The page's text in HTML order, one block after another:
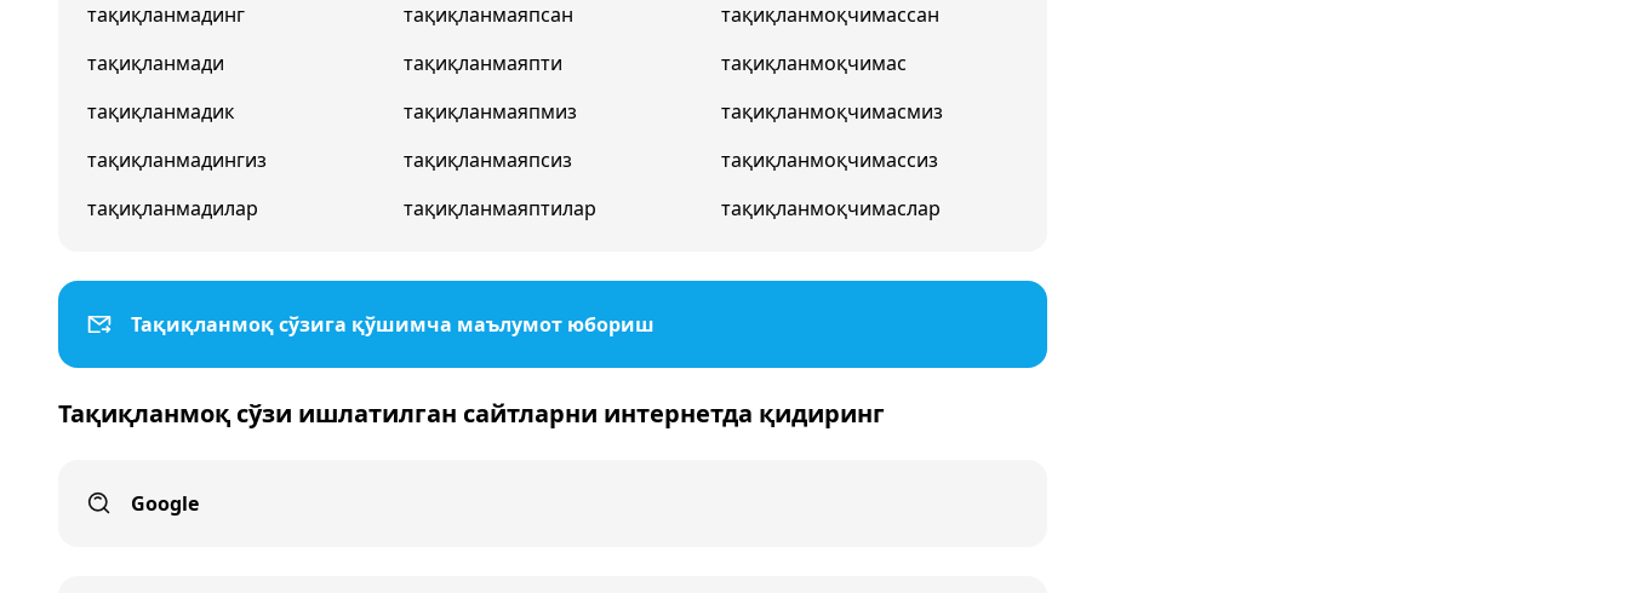
тақиқланмадинг
тақиқланмади
тақиқланмадик
тақиқланмадингиз
тақиқланмадилар
тақиқланмаяпсан
тақиқланмаяпти
тақиқланмаяпмиз
тақиқланмаяпсиз
тақиқланмаяптилар
тақиқланмоқчимассан
тақиқланмоқчимас
тақиқланмоқчимасмиз
тақиқланмоқчимассиз
тақиқланмоқчимаслар
Тақиқланмоқ сўзига қўшимча маълумот юбориш
Тақиқланмоқ сўзи ишлатилган сайтларни интернетда қидиринг
Google